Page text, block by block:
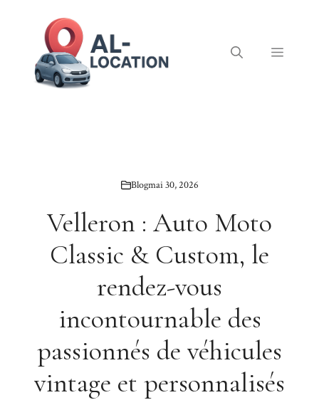
Menu
Blogmai 30, 2026
Velleron : Auto Moto
Classic & Custom, le
rendez-vous
incontournable des
passionnés de véhicules
vintage et personnalisés